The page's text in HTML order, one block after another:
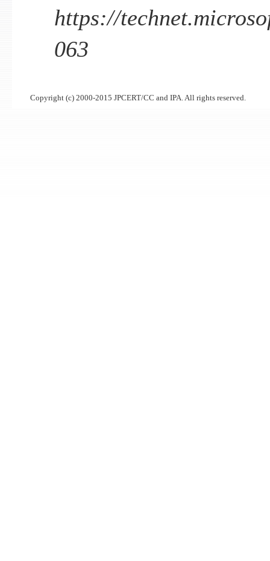
https://
063
Copyright (c) 2000-2015 JPCERT/CC and IPA. All rights reserved.